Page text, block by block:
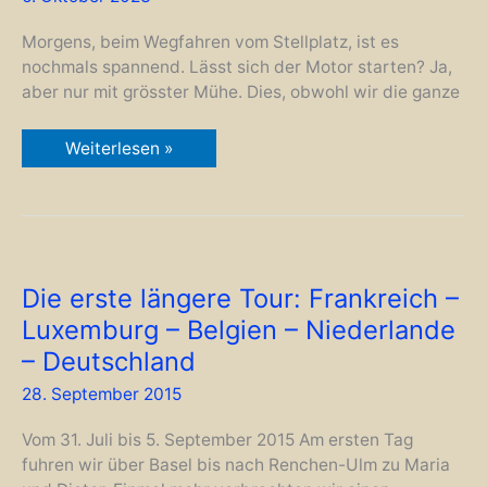
Morgens, beim Wegfahren vom Stellplatz, ist es
nochmals spannend. Lässt sich der Motor starten? Ja,
aber nur mit grösster Mühe. Dies, obwohl wir die ganze
Tag
13:
braucht
Weiterlesen »
Die erste längere Tour: Frankreich –
Luxemburg – Belgien – Niederlande
– Deutschland
28. September 2015
Vom 31. Juli bis 5. September 2015 Am ersten Tag
fuhren wir über Basel bis nach Renchen-Ulm zu Maria